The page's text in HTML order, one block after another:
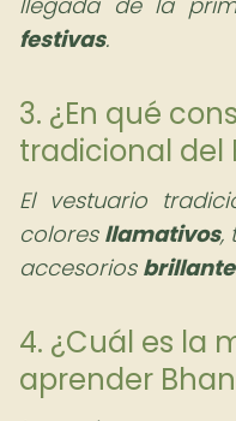
festivas.
3. ¿En qué
tradicional del
El vestuario
colores llamativos,
accesorios
4. ¿Cuál es la
aprender